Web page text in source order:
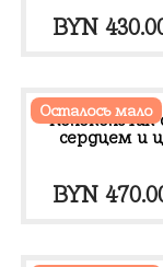
BYN
Осталось мало
сердцем и
BYN